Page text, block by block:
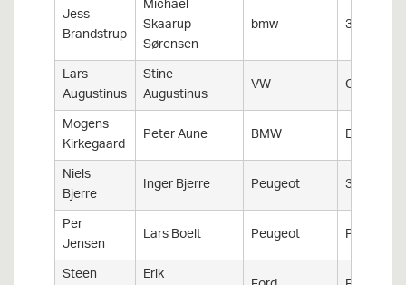
Jess
Brandstrup Skaarup
Sørensen
bmw
325i
Lars
Augustinus
Stine
Augustinus VW
Golf 3
Mogens
Kirkegaard Peter Aune BMW
E36
Niels
Bjerre Inger Bjerre Peugeot
306
Per
Jensen Lars Boelt Peugeot
Peugeot
Steen
Erik